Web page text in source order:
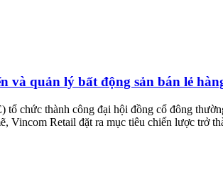
và quản lý bất động sản bán lẻ
chức thành công đại hội đồng cổ đông
Vincom Retail đặt ra mục tiêu chiến lược trở